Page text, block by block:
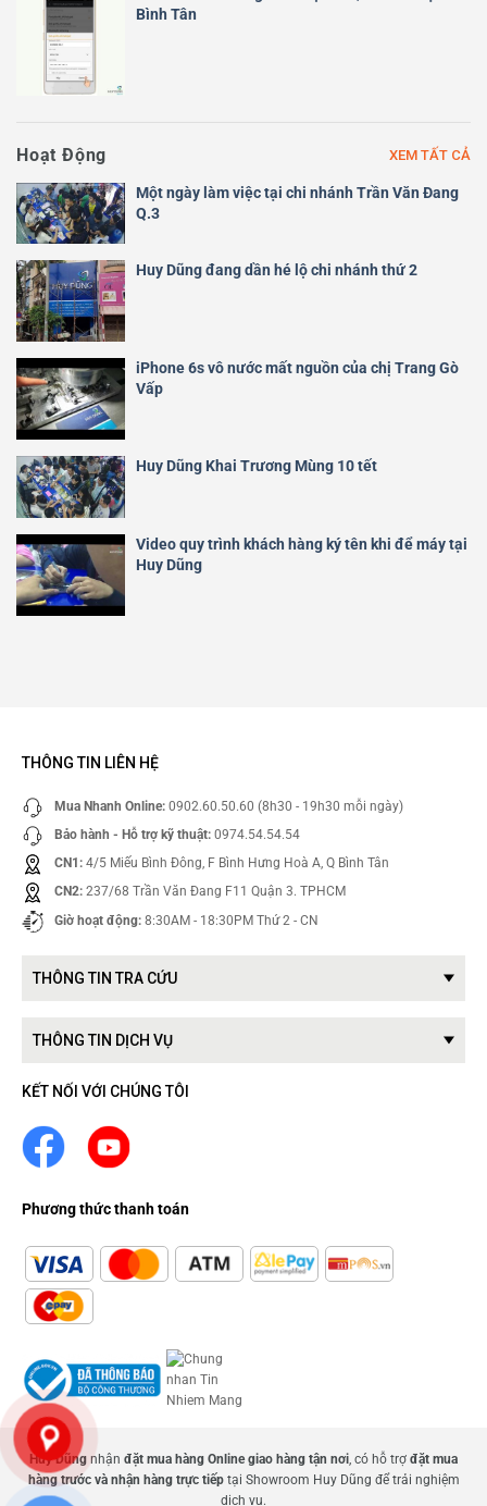
Bình Tân
Hoạt Động XEM TẤT CẢ
Một ngày làm việc tại chi nhánh Trần Văn Đang
Q.3
Huy Dũng đang dần hé lộ chi nhánh thứ 2
iPhone 6s vô nước mất nguồn của chị Trang Gò
Vấp
Huy Dũng Khai Trương Mùng 10 tết
Video quy trình khách hàng ký tên khi để máy tại
Huy Dũng
THÔNG TIN LIÊN HỆ
Mua Nhanh Online: 0902.60.50.60 (8h30 - 19h30 mỗi ngày)
Bảo hành - Hỗ trợ kỹ thuật: 0974.54.54.54
CN1: 4/5 Miếu Bình Đông, F Bình Hưng Hoà A, Q Bình Tân
CN2: 237/68 Trần Văn Đang F11 Quận 3. TPHCM
Giờ hoạt động: 8:30AM - 18:30PM Thứ 2 - CN
THÔNG TIN TRA CỨU
THÔNG TIN DỊCH VỤ
KẾT NỐI VỚI CHÚNG TÔI
Phương thức thanh toán
Huy Dũng nhận đặt mua hàng Online giao hàng tận nơi, có hỗ trợ đặt mua
hàng trước và nhận hàng trực tiếptại Showroom Huy Dũng để trải nghiệm
dịch vụ.